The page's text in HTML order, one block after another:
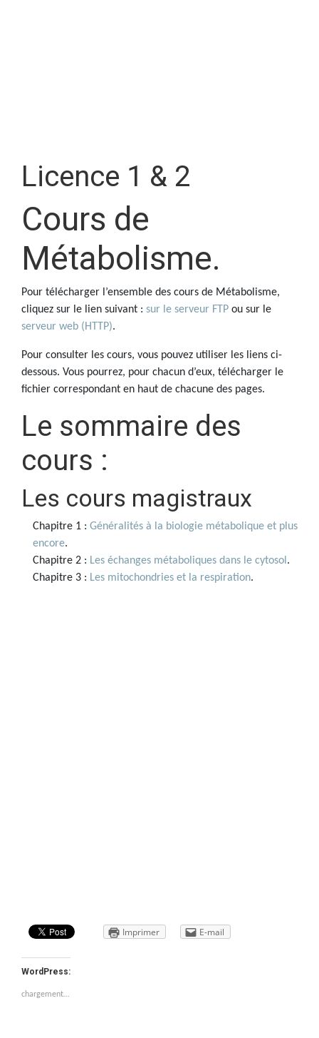
Licence 1 & 2
Cours de
Métabolisme.
Pour télécharger l’ensemble des cours de Métabolisme,
cliquez sur le lien suivant : sur le serveur FTP ou sur le
serveur web (HTTP).
Pour consulter les cours, vous pouvez utiliser les liens ci-
dessous. Vous pourrez, pour chacun d’eux, télécharger le
fichier correspondant en haut de chacune des pages.
Le sommaire des
cours :
Les cours magistraux
Chapitre 1 : Généralités à la biologie métabolique et plus
encore.
Chapitre 2 : Les échanges métaboliques dans le cytosol .
Chapitre 3 : Les mitochondries et la respiration.
Imprimer E-mail
WordPress:
chargement…